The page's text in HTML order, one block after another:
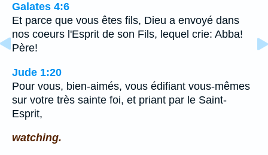
Galates 4:6
Et parce que vous êtes fils, Dieu a envoyé dans
nos coeurs l'Esprit de son Fils, lequel crie: Abba!
Père!
Jude 1:20
Pour vous, bien-aimés, vous édifiant vous-mêmes
sur votre très sainte foi, et priant par le Saint-
Esprit,
watching.